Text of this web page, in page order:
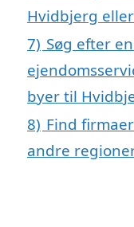
Hvidbjerg
7) Søg efter
byer til
8) Find
andre